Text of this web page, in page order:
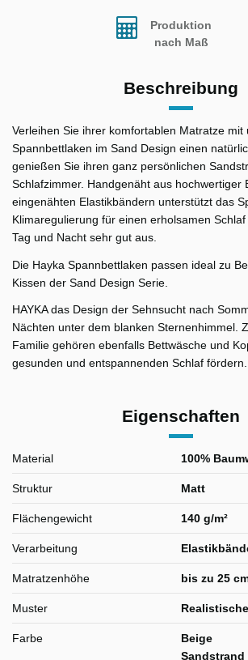
Produktion
nach Maß
Beschreibung
Verleihen Sie ihrer komfortablen Matratze mit
Spannbettlaken im Sand Design einen
genießen Sie ihren ganz persönlichen
Schlafzimmer. Handgenäht aus hochwertiger
eingenähten Elastikbändern unterstützt das
Klimaregulierung für einen erholsamen
Tag und Nacht sehr gut aus.
Die Hayka Spannbettlaken passen ideal zu
Kissen der Sand Design Serie.
HAYKA das Design der Sehnsucht nach
Nächten unter dem blanken Sternenhimmel.
Familie gehören ebenfalls Bettwäsche und
gesunden und entspannenden Schlaf fördern.
Eigenschaften
Material 100%
Struktur Matt
Flächengewicht 140 g/m²
Verarbeitung
Matratzenhöhe bis zu 25
Muster
Farbe
Beige
Sandstrand